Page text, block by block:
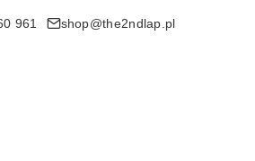
961 shop@the2ndlap.pl